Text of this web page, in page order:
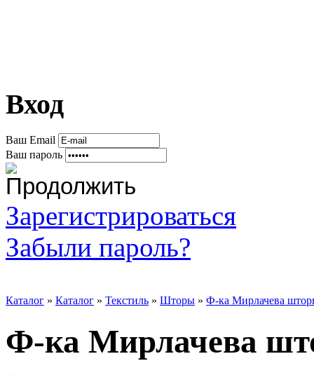
Вход
Ваш Email
Ваш пароль
Зарегистрироваться
Забыли пароль?
Каталог » Каталог » Текстиль » Шторы » Ф-ка Мирлачева
Ф-ка Мирлачева